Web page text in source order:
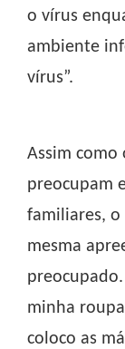
o vírus
ambiente
vírus”.
Assim como
preocupam
familiares, o
mesma
minha
coloco as